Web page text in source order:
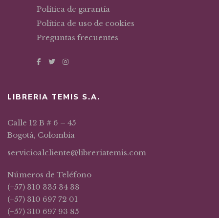
Política de garantía
Política de uso de cookies
Preguntas frecuentes
LIBRERIA TEMIS S.A.
Calle 12 B # 6 – 45
Bogotá, Colombia
servicioalcliente@libreriatemis.com
Números de Teléfono
(+57) 310 335 34 38
(+57) 310 697 72 01
(+57) 310 697 93 85